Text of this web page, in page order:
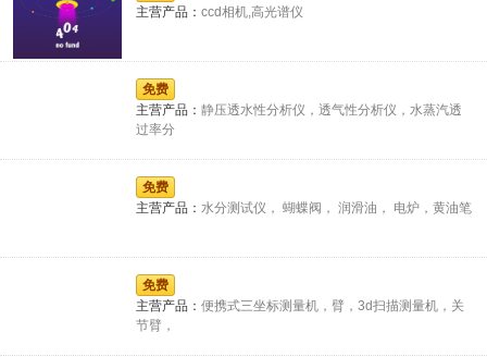
供
应
商-
主营产品： ccd相机,高光谱仪
免费
主营产品： 静压透水性分析仪，透气性分析仪，水蒸汽透
过率分
免费
主营产品： 水分测试仪， 蝴蝶阀， 润滑油， 电炉，黄油笔
免费
主营产品： 便携式三坐标测量机，臂，3d扫描测量机，关
节臂，